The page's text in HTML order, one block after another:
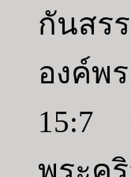
กันสร
องค์พ
15:7